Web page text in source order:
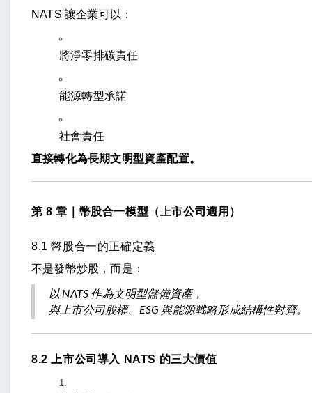
NATS 讓企業可以：
將淨零排碳責任
能源轉型承諾
社會責任
直接轉化為長期文明型資產配置。
第 8 章｜幣股合一模型（上市公司適用）
8.1 幣股合一的正確定義
不是發幣炒股，而是：
以 NATS 作為文明型儲備資產，
與上市公司股權、ESG 與能源戰略形成結構性對齊。
8.2 上市公司導入 NATS 的三大價值